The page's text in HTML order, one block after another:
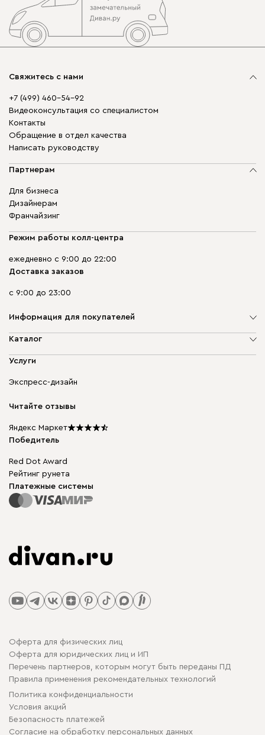
Свяжитесь с нами
+7 (499) 460-54-92
Видеоконсультация со специалистом
Контакты
Обращение в отдел качества
Написать руководству
Партнерам
Для бизнеса
Дизайнерам
Франчайзинг
Режим работы колл-центра
ежедневно с 9:00 до 22:00
Доставка заказов
с 9:00 до 23:00
Информация для покупателей
О компании
Доставка и оплата
диван.клуб
Карьера
Подарочные сертификаты
Мы в прессе
Каталог
Мягкая мебель
Бескаркасная мебель
Столы и стулья
Услуги
Экспресс-дизайн
Читайте отзывы
Яндекс Маркет
Победитель
Red Dot Award
Рейтинг рунета
Платежные системы
Оферта для физических лиц
Оферта для юридических лиц и ИП
Перечень партнеров, которым могут быть переданы ПД
Правила применения рекомендательных технологий
Политика конфиденциальности
Условия акций
Безопасность платежей
Cогласие на обработку персональных данных